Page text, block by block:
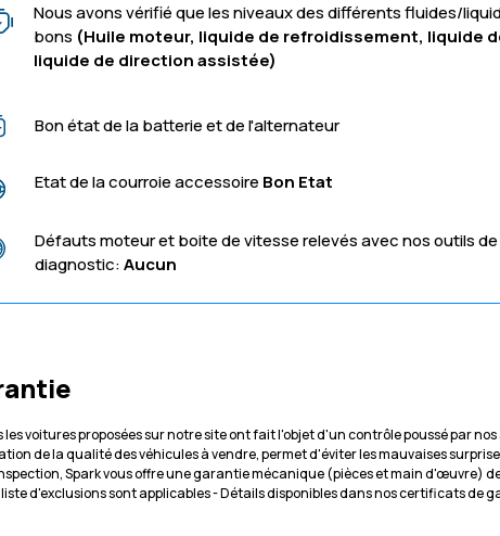
Nous avons vérifié que les niveaux des différents fluides/
bons (Huile moteur, liquide de refroidissement, liquide
liquide de direction assistée)
Bon état de la batterie et de l'alternateur
Etat de la courroie accessoire Bon Etat
Défauts moteur et boite de vitesse relevés avec nos outils de
diagnostic:Aucun
les voitures proposées sur notre site ont fait l'objet d'un contrôle poussé par
de la qualité des véhicules à vendre, permet d'éviter les mauvaises
Spark vous offre une garantie mécanique (pièces et main d'œuvre)
d'exclusions sont applicables - Détails disponibles dans nos certificats de